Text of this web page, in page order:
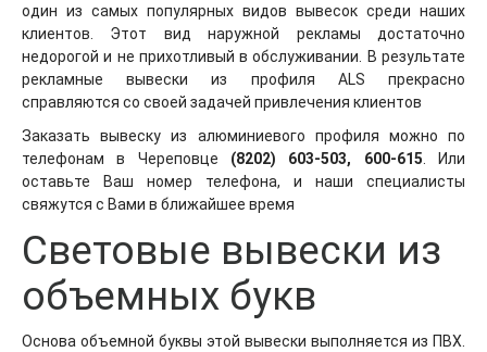
один из самых популярных видов вывесок среди наших
клиентов. Этот вид наружной рекламы достаточно
недорогой и не прихотливый в обслуживании. В результате
рекламные вывески из профиля ALS прекрасно
справляются со своей задачей привлечения клиентов
Заказать вывеску из алюминиевого профиля можно по
телефонам в Череповце (8202) 603-503, 600-615 . Или
оставьте Ваш номер телефона, и наши специалисты
свяжутся с Вами в ближайшее время
Световые вывески из
объемных букв
Основа объемной буквы этой вывески выполняется из ПВХ.